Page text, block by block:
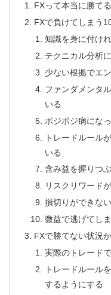
FXって本当に勝て
FXで負けてしまう
知識を身に付け
テクニカル分析
少ない根拠でエ
ファンダメンタ
いる
ポジポジ病にな
トレードルール
いる
含み益を握りつ
リスクリワード
損切りができない
微益で逃げてし
FXで勝てない状況
実際のトレード
トレードルール
するようにする